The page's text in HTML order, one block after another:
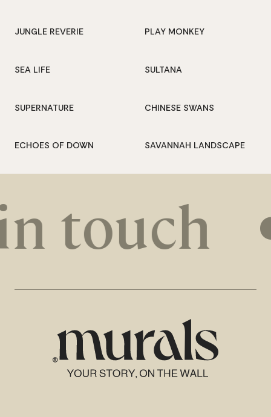
JUNGLE REVERIE PLAY MONKEY
SEA LIFE SULTANA
SUPERNATURE CHINESE SWANS
ECHOES OF DOWN SAVANNAH LANDSCAPE
touch